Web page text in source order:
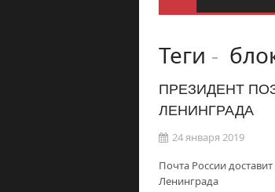
Теги -
ПРЕЗИДЕНТ
ЛЕНИНГРАДА
24 января 2019
Почта России
Ленинграда